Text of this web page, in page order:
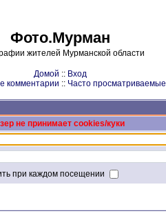
Фото.Мурман
жителей Мурманской области
Домой :: Вход
комментарии :: Часто просматриваемые
не принимает cookies/куки
при каждом посещении